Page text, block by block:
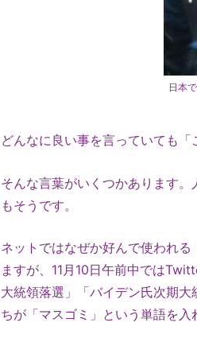
日本
どんなに良い事を言っていても「
そんな言葉がいくつかあります
もそうです。
ネットではなぜか好んで使われ
ますが、11月10日午前中では
大統領落選」「バイデン氏次期
ちが「マスゴミ」という単語を入